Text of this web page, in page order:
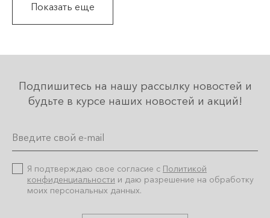
Показать еще
Подпишитесь на нашу рассылку новостей и
будьте в курсе наших новостей и акций!
Я подтверждаю свое согласие с Политикой
конфиденциальности и даю разрешение на обработку
моих персональных данных.